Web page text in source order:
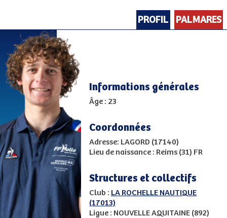
PROFIL PALMARES
Informations générales
Âge : 23
Coordonnées
Adresse: LAGORD (17140)
Lieu de naissance : Reims (31) FR
Structures et collectifs
Club : LA ROCHELLE NAUTIQUE
(17013)
Ligue : NOUVELLE AQUITAINE (892)